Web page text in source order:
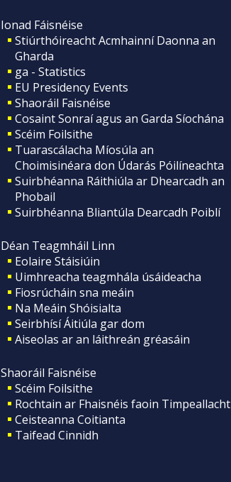
Ionad Fáisnéise
Stiúrthóireacht Acmhainní Daonna an
Gharda
ga - Statistics
EU Presidency Events
Shaoráil Faisnéise
Cosaint Sonraí agus an Garda Síochána
Scéim Foilsithe
Tuarascálacha Míosúla an
Choimisinéara don Údarás Póilíneachta
Suirbhéanna Ráithiúla ar Dhearcadh an
Phobail
Suirbhéanna Bliantúla Dearcadh Poiblí
Déan Teagmháil Linn
Eolaire Stáisiúin
Uimhreacha teagmhála úsáideacha
Fiosrúcháin sna meáin
Na Meáin Shóisialta
Seirbhísí Áitiúla gar dom
Aiseolas ar an láithreán gréasáin
Shaoráil Faisnéise
Scéim Foilsithe
Rochtain ar Fhaisnéis faoin Timpeallacht
Ceisteanna Coitianta
Taifead Cinnidh